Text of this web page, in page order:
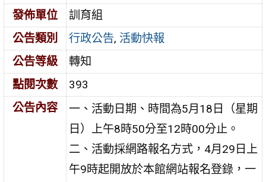
發佈單位
訓育組
公告類別
行政公告, 活動快報
公告等級
轉知
點閱次數
393
公告內容
一、活動日期、時間為5月18日（星期
日）上午8時50分至12時00分止。
二、活動採網路報名方式，4月29日上
午9時起開放於本館網站報名登錄，一